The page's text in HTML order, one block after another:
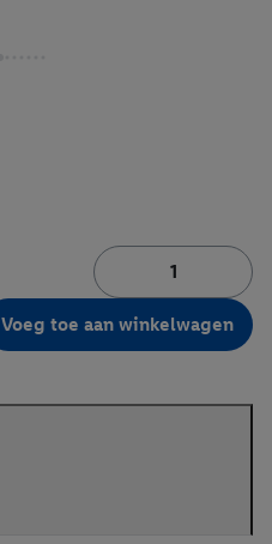
Voeg toe aan winkelwagen